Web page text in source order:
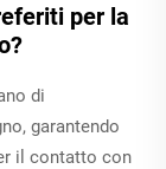
per la
di
garantendo
il contatto con